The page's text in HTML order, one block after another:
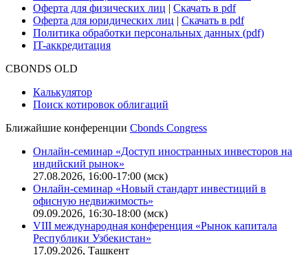
Карьера в Cbonds
Руководство пользователя сайта
Функциональные характеристики сайта|Скачать в pdf
Описание процессов жизненного цикла сайта
Оферта для юридических лиц
IT-аккредитация
Поиск котировок облигаций
Ближайшие конференцииCbonds Congress
Онлайн-семинар «Доступ иностранных инвесторов на
индийский рынок»
27.08.2026, 16:00-17:00 (мск)
Онлайн-семинар «Новый стандарт инвестиций в
офисную недвижимость»